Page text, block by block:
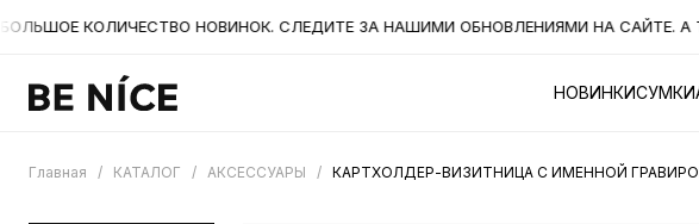
КОЛИЧЕСТВО НОВИНОК. СЛЕДИТЕ ЗА НАШИМИ ОБНОВЛЕНИЯМИ НА САЙТЕ. А
НОВИНКИСУМКИ
Главная / КАТАЛОГ / АКСЕССУАРЫ / КАРТХОЛДЕР-ВИЗИТНИЦА С ИМЕННОЙ